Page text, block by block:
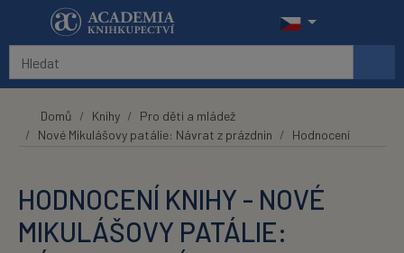
Přeskočit na hlavní obsah
Domů Knihy
Pro děti a mládež
Nové Mikulášovy patálie: Návrat z prázdnin
Hodnocení
HODNOCENÍ KNIHY - NOVÉ
MIKULÁŠOVY PATÁLIE: